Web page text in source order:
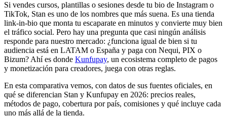
Si vendes cursos, plantillas o sesiones desde tu bio de Instagram o
TikTok, Stan es uno de los nombres que más suena. Es una tienda
link-in-bio que monta tu escaparate en minutos y convierte muy bien
el tráfico social. Pero hay una pregunta que casi ningún análisis
responde para nuestro mercado: ¿funciona igual de bien si tu
audiencia está en LATAM o España y paga con Nequi, PIX o
Bizum? Ahí es donde Kunfupay, un ecosistema completo de pagos
y monetización para creadores, juega con otras reglas.
En esta comparativa vemos, con datos de sus fuentes oficiales, en
qué se diferencian Stan y Kunfupay en 2026: precios reales,
métodos de pago, cobertura por país, comisiones y qué incluye cada
uno más allá de la tienda.